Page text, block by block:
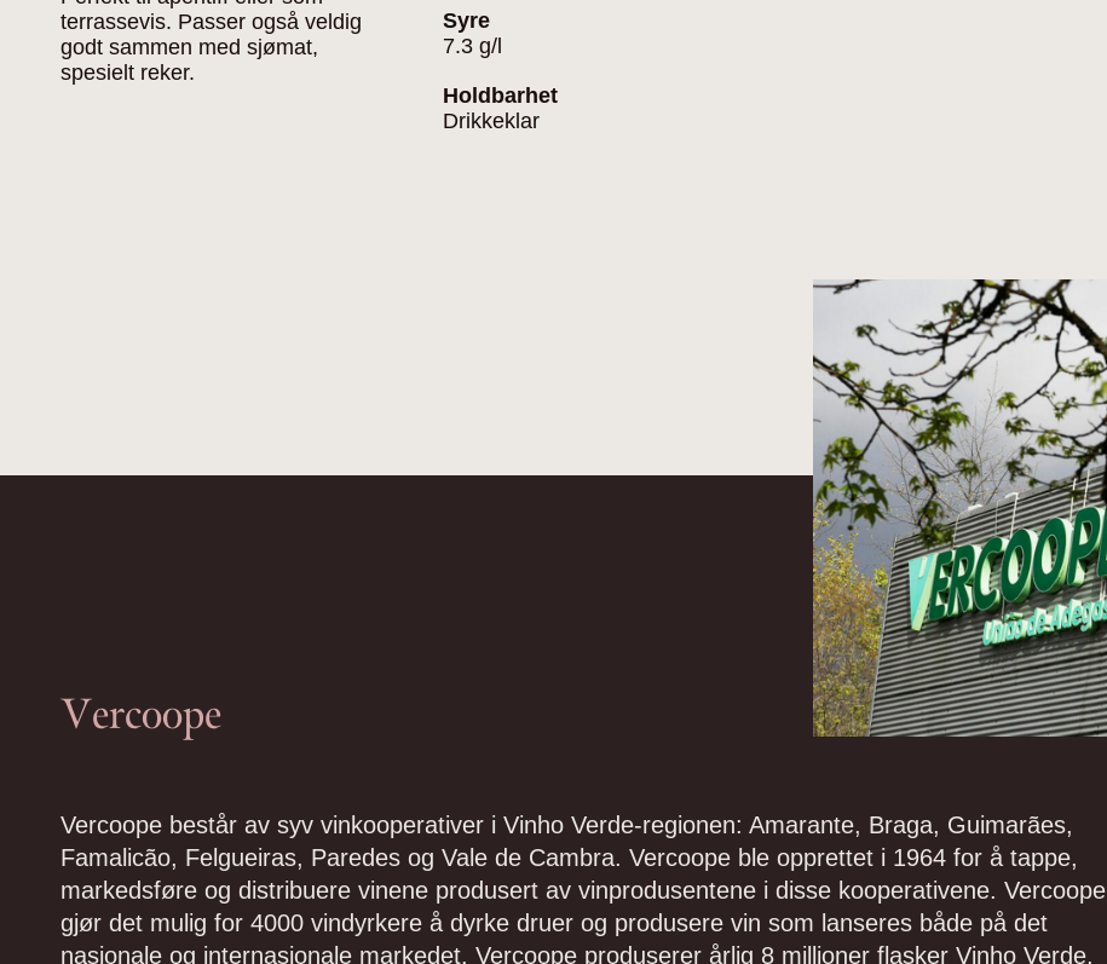
terrassevis. Passer også veldig
godt sammen med sjømat,
spesielt reker.
Syre
7.3 g/l
Holdbarhet
Drikkeklar
Vercoope
Vercoope består av syv vinkooperativer i Vinho Verde-regionen: Amarante, Braga, Guimarães,
Famalicão, Felgueiras, Paredes og Vale de Cambra. Vercoope ble opprettet i 1964 for å tappe,
markedsføre og distribuere vinene produsert av vinprodusentene i disse kooperativene. Vercoope
gjør det mulig for 4000 vindyrkere å dyrke druer og produsere vin som lanseres både på det
nasjonale og internasjonale markedet. Vercoope produserer årlig 8 millioner flasker Vinho Verde,